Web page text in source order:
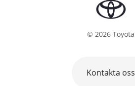
© 2026 Toyota
Kontakta oss